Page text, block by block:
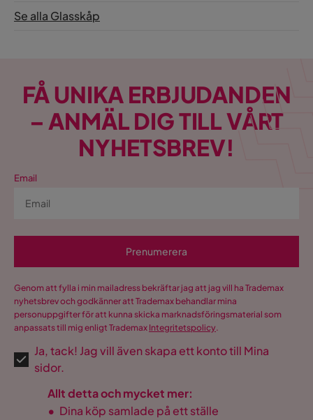
Se alla Glasskåp
FÅ UNIKA ERBJUDANDEN
– ANMÄL DIG TILL VÅRT
NYHETSBREV!
Email
Prenumerera
Genom att fylla i min mailadress bekräftar jag att jag vill ha Trademax
nyhetsbrev och godkänner att Trademax behandlar mina
personuppgifter för att kunna skicka marknadsföringsmaterial som
anpassats till mig enligt Trademax Integritetspolicy.
Ja, tack! Jag vill även skapa ett konto till Mina
sidor.
Allt detta och mycket mer:
• Dina köp samlade på ett ställe